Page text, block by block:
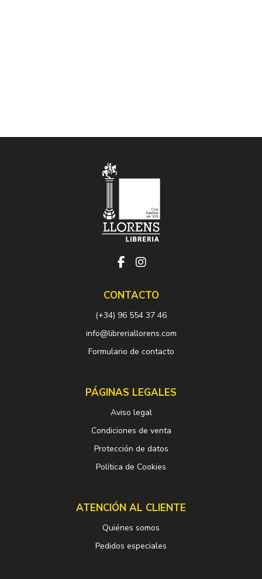
CONTACTO
(+34) 96 554 37 46
info@libreriallorens.com
Formulario de contacto
PÁGINAS LEGALES
Aviso legal
Condiciones de venta
Protección de datos
Política de Cookies
ATENCIÓN AL CLIENTE
Quiénes somos
Pedidos especiales